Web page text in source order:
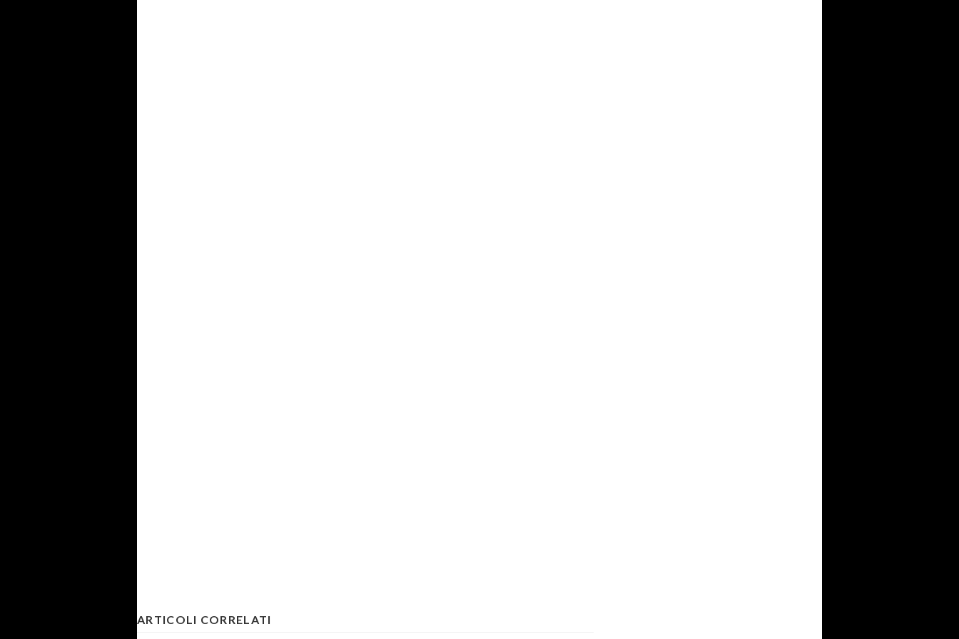
ARTICOLI CORRELATI